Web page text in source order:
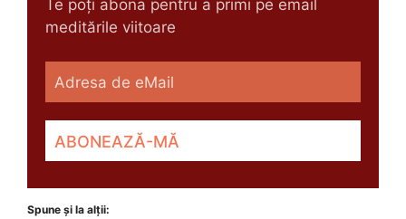
Te poți abona pentru a primi pe email
meditările viitoare
Spune și la alții: